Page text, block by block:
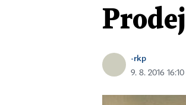
Prodej
-rkp
9. 8. 2016